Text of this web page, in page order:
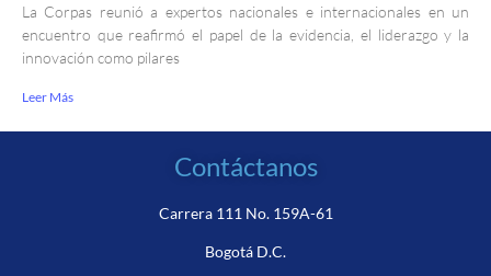
La Corpas reunió a expertos nacionales e internacionales en un
encuentro que reafirmó el papel de la evidencia, el liderazgo y la
innovación como pilares
Leer Más
Contáctanos
Carrera 111 No. 159A-61
Bogotá D.C.